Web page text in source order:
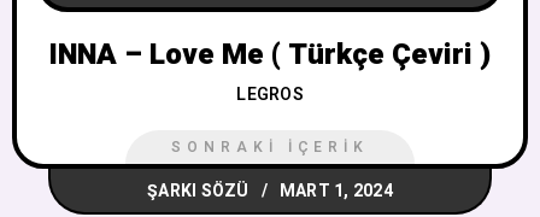
INNA – Love Me ( Türkçe Çeviri )
LEGROS
SONRAKI İÇERIK
ŞARKI SÖZÜ MART 1, 2024